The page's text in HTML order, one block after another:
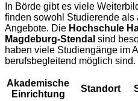
In Börde gibt es viele
finden sowohl Studierende
Angebote. Die Hochschule
Magdeburg-Stendal sind
haben viele Studiengänge im
berufsbegleitend möglich sind.
Akademische
Einrichtung
Standort